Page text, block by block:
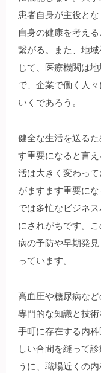
患者自身が主役と
自身の健康を考え
繋がる。また、地
じて、医療機関は
で、企業で働く人
いくであろう。
健全な生活を送る
す重要になると言
活は大きく変わっ
がますます重要に
では多忙なビジネ
にされがちです。
病の予防や早期発
っています。
高血圧や糖尿病な
専門的な知識と技
手町に存在する内
しい合間を縫って
うに、職場近くの